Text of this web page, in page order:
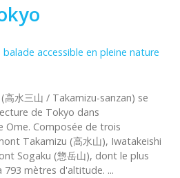
水三山 / Takamizu-sanzan) se
de Tokyo dans
Ome. Composée de trois
Takamizu (高水山), Iwatakeishi
Sogaku (惣岳山), dont le plus
mètres d'altitude. ...